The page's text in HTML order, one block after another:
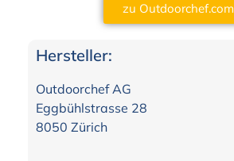
zu Outdoorchef.com
Hersteller:
Outdoorchef AG
Eggbühlstrasse 28
8050 Zürich